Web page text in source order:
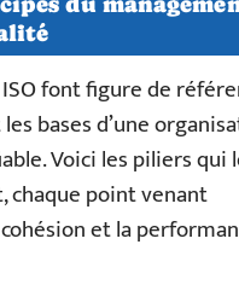
font figure de
bases d’une
Voici les piliers qui
chaque point venant
et la